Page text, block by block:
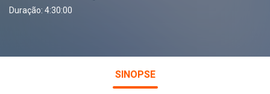
Duração: 4:30:00
SINOPSE